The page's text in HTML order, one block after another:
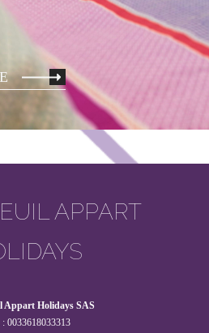
APPART
Appart Holidays SAS
: 0033618033313